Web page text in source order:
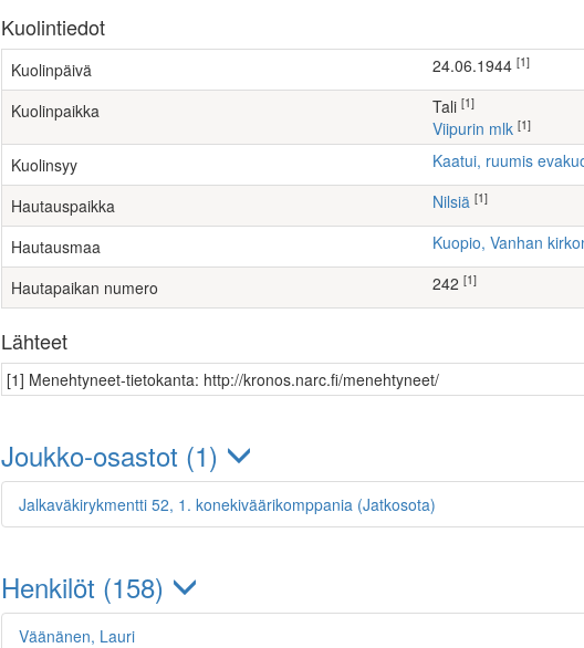
Kuolintiedot
Kuolinpäivä 24.06.1944 [1]
Kuolinpaikka Tali [1]
Viipurin mlk [1]
Kuolinsyy Kaatui, ruumis
Hautauspaikka Nilsiä [1]
Hautausmaa Kuopio, Vanhan
Hautapaikan numero 242 [1]
Lähteet
[1] Menehtyneet-tietokanta: http://kronos.narc.fi/menehtyneet/
Joukko-osastot (1)
Jalkaväkirykmentti 52, 1. konekiväärikomppania (Jatkosota)
Henkilöt (158)
Väänänen, Lauri